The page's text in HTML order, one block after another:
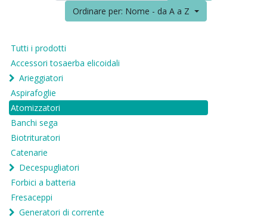
Ordinare per: Nome - da A a Z
Tutti i prodotti
Accessori tosaerba elicoidali
Arieggiatori
Aspirafoglie
Atomizzatori
Banchi sega
Biotrituratori
Catenarie
Decespugliatori
Forbici a batteria
Fresaceppi
Generatori di corrente